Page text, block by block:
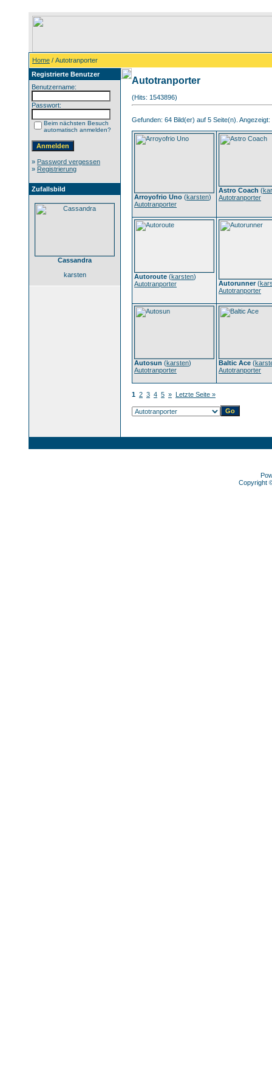
Home / Autotranporter
Registrierte Benutzer
Benutzername:
Passwort:
Beim nächsten Besuch
automatisch anmelden?
» Password vergessen
» Registrierung
Zufallsbild
Cassandra
karsten
Autotranporter
(Hits: 1543896)
Gefunden: 64 Bild(er) auf 5 Seite(n). Angezeigt:
Arroyofrio Uno (karsten)
Autotranporter
Astro Coach (
Autotranporter
Autoroute (karsten)
Autotranporter
Autorunner(
Autotranporter
Autosun (karsten)
Autotranporter
Baltic Ace (
Autotranporter
1 2 3 4 5 » Letzte Seite »
Copyright